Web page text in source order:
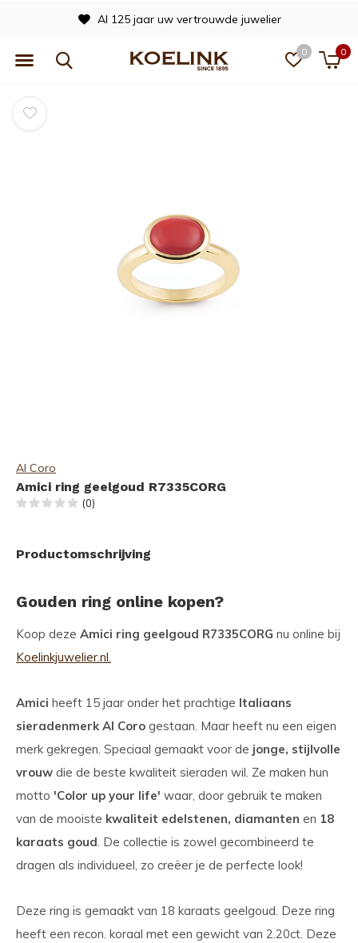
0 0
Al 125 jaar uw vertrouwde juwelier
Al Coro
Amici ring geelgoud R7335CORG
(0)
Productomschrijving
Gouden ring online kopen?
Koop deze Amici ring geelgoud R7335CORG nu online bij
Koelinkjuwelier.nl.
Amici heeft 15 jaar onder het prachtige Italiaans
sieradenmerk Al Coro gestaan. Maar heeft nu een eigen
merk gekregen. Speciaal gemaakt voor de jonge, stijlvolle
vrouw die de beste kwaliteit sieraden wil. Ze maken hun
motto 'Color up your life' waar, door gebruik te maken
van de mooiste kwaliteit edelstenen, diamanten en 18
karaats goud. De collectie is zowel gecombineerd te
dragen als individueel, zo creëer je de perfecte look!
Deze ring is gemaakt van 18 karaats geelgoud. Deze ring
heeft een recon. koraal met een gewicht van 2.20ct. Deze